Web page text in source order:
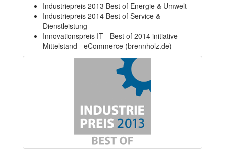
Industriepreis 2013 Best of Energie & Umwelt
Industriepreis 2014 Best of Service &
Dienstleistung
Innovationspreis IT - Best of 2014 initiative
Mittelstand - eCommerce (brennholz.de)